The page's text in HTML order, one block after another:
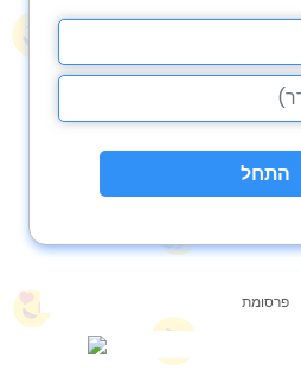
התחל